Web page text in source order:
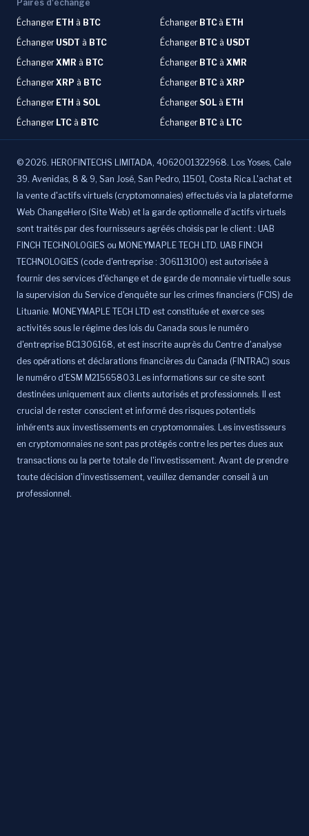
Paires d'échange
Échanger ETH à BTC Échanger BTC à ETH
Échanger USDT à BTC Échanger BTC à USDT
ÉchangerXMR à BTC Échanger BTC à XMR
ÉchangerXRP à BTC Échanger BTC à XRP
Échanger ETH à SOL ÉchangerSOL à ETH
Échanger LTC à BTC Échanger BTC à LTC
© 2026. HEROFINTECHS LIMITADA, 4062001322968. Los Yoses, Cale
39. Avenidas, 8 & 9, San José, San Pedro, 11501, Costa Rica.L'achat et
la vente d'actifs virtuels (cryptomonnaies) effectués via la plateforme
Web ChangeHero (Site Web) et la garde optionnelle d'actifs virtuels
sont traités par des fournisseurs agréés choisis par le client : UAB
FINCH TECHNOLOGIES ou MONEYMAPLE TECH LTD. UAB FINCH
TECHNOLOGIES (code d'entreprise : 306113100) est autorisée à
fournir des services d'échange et de garde de monnaie virtuelle sous
la supervision du Service d'enquête sur les crimes financiers (FCIS) de
Lituanie. MONEYMAPLE TECH LTD est constituée et exerce ses
activités sous le régime des lois du Canada sous le numéro
d'entreprise BC1306168, et est inscrite auprès du Centre d'analyse
des opérations et déclarations financières du Canada (FINTRAC) sous
le numéro d'ESM M21565803.Les informations sur ce site sont
destinées uniquement aux clients autorisés et professionnels. Il est
crucial de rester conscient et informé des risques potentiels
inhérents aux investissements en cryptomonnaies. Les investisseurs
en cryptomonnaies ne sont pas protégés contre les pertes dues aux
transactions ou la perte totale de l'investissement. Avant de prendre
toute décision d'investissement, veuillez demander conseil à un
professionnel.